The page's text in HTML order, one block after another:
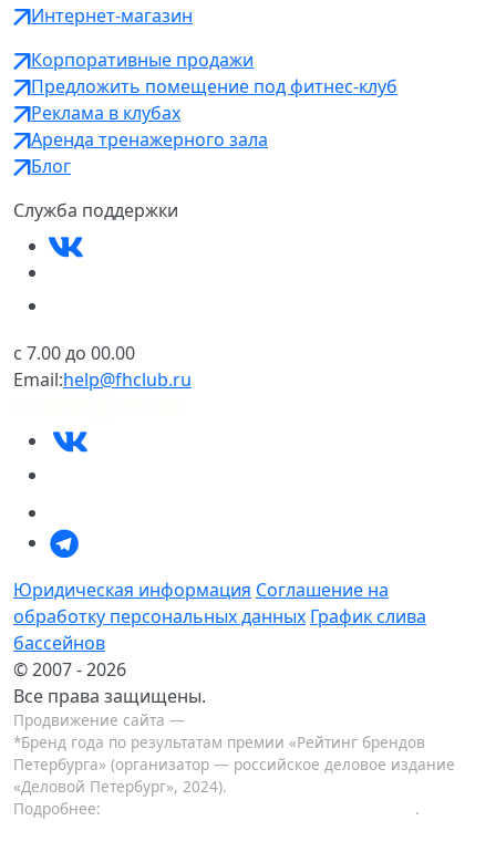
Интернет-магазин
Корпоративные продажи
Предложить помещение под фитнес-клуб
Реклама в клубах
Аренда тренажерного зала
Блог
Служба поддержки
c 7.00 до 00.00
Email:help@fhclub.ru
Юридическая информация Cоглашение на
обработку персональных данных График слива
бассейнов
© 2007 - 2026
Все права защищены.
Продвижение сайта —
*Бренд года по результатам премии «Рейтинг брендов
Петербурга» (организатор — российское деловое издание
«Деловой Петербург», 2024).
Подробнее:
.